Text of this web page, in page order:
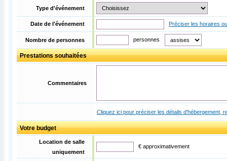
Type d'événement
Date de l'événement Préciser les horaires
Nombre de personnes personnes
Prestations souhaitées
Commentaires
Cliquez ici pour préciser les détails d'hébergement,
Votre budget
Location de salle
uniquement
€ approximativement